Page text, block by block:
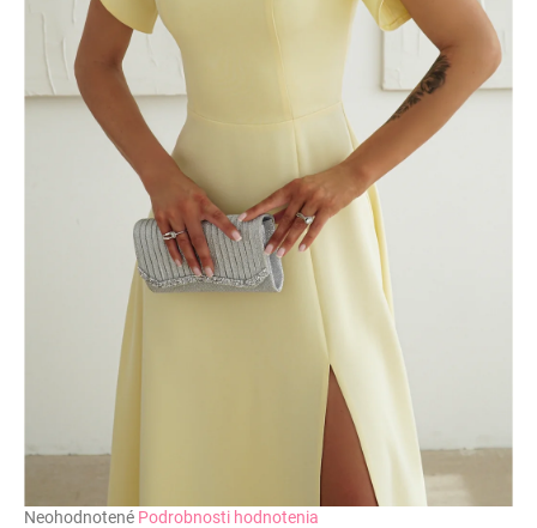
Priemerné
Neohodnotené Podrobnosti hodnotenia